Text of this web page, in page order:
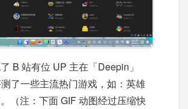
B 站有位 UP 主在「Deepin」
了一些主流热门游戏，如：英雄
（注：下面 GIF 动图经过压缩快